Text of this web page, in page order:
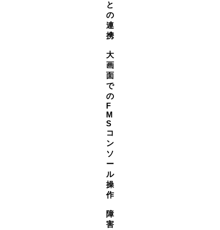
と
の
連
携
大
画
面
で
の
F
M
S
コ
ン
ソ
ー
ル
操
作
障
害